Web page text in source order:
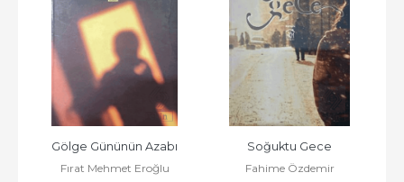
Gölge Gününün Azabı
Fırat Mehmet Eroğlu
Soğuktu Gece
Fahime Özdemir